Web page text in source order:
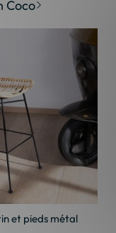
Coco
et pieds métal